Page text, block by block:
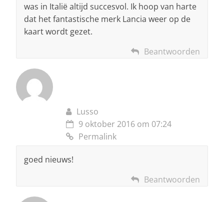
was in Italië altijd succesvol. Ik hoop van harte
dat het fantastische merk Lancia weer op de
kaart wordt gezet.
Beantwoorden
Lusso
9 oktober 2016 om 07:24
Permalink
goed nieuws!
Beantwoorden